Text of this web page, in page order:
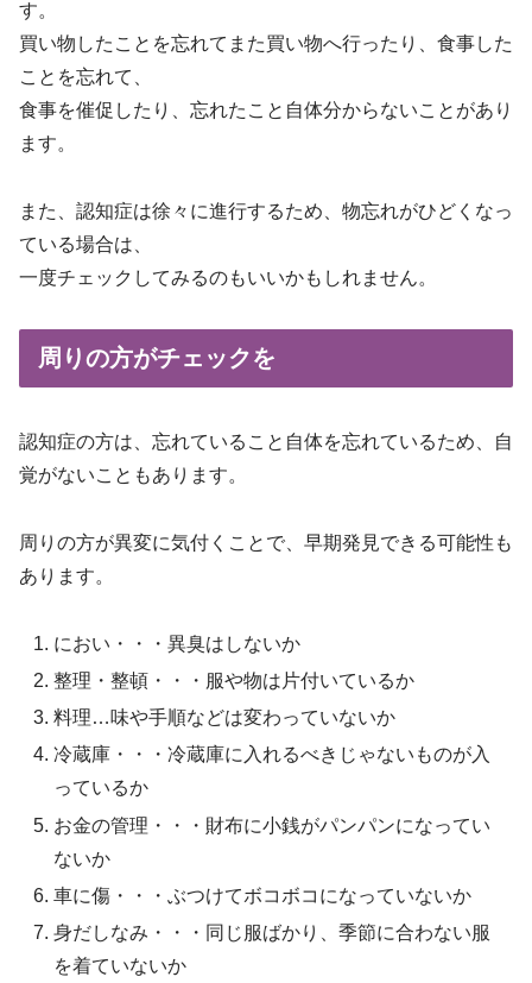
す。
買い物したことを忘れてまた買い物へ行ったり、食事した
ことを忘れて、
食事を催促したり、忘れたこと自体分からないことがあり
ます。
また、認知症は徐々に進行するため、物忘れがひどくなっ
ている場合は、
一度チェックしてみるのもいいかもしれません。
周りの方がチェックを
認知症の方は、忘れていること自体を忘れているため、自
覚がないこともあります。
周りの方が異変に気付くことで、早期発見できる可能性も
あります。
におい・・・異臭はしないか
整理・整頓・・・服や物は片付いているか
料理…味や手順などは変わっていないか
冷蔵庫・・・冷蔵庫に入れるべきじゃないものが入
っているか
お金の管理・・・財布に小銭がパンパンになってい
ないか
車に傷・・・ぶつけてボコボコになっていないか
身だしなみ・・・同じ服ばかり、季節に合わない服
を着ていないか